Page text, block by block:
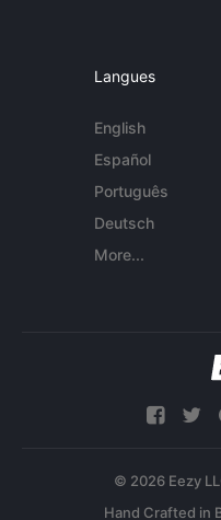
Langues
English
Español
Português
Deutsch
More...
© 2026 Eezy